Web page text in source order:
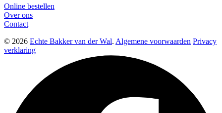
Online bestellen
Over ons
Contact
© 2026 Echte Bakker van der Wal. Algemene voorwaarden Privacy
verklaring